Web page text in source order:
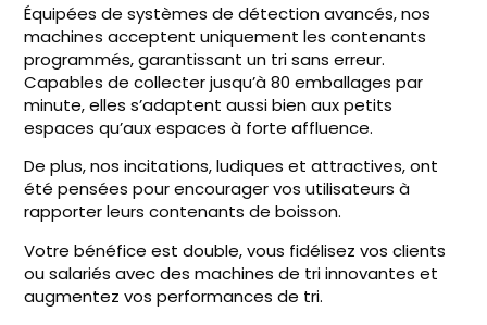
Équipées de systèmes de détection avancés, nos
machines acceptent uniquement les contenants
programmés, garantissant un tri sans erreur.
Capables de collecter jusqu’à 80 emballages par
minute, elles s’adaptent aussi bien aux petits
espaces qu’aux espaces à forte affluence.
De plus, nos incitations, ludiques et attractives, ont
été pensées pour encourager vos utilisateurs à
rapporter leurs contenants de boisson.
Votre bénéfice est double, vous fidélisez vos clients
ou salariés avec des machines de tri innovantes et
augmentez vos performances de tri.